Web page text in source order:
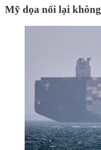
Mỹ dọa nối lại